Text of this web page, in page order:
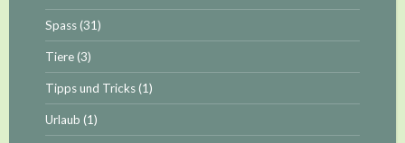
Spass(31)
Tiere(3)
Tipps und Tricks(1)
Urlaub (1)